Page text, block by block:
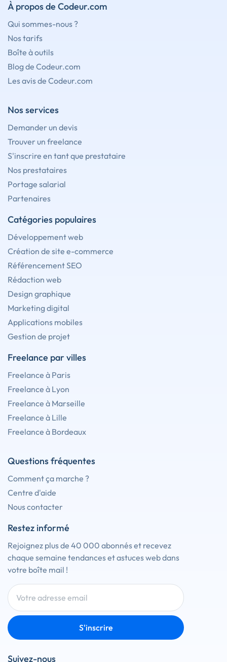
À propos de Codeur.com
Qui sommes-nous ?
Nos tarifs
Boîte à outils
Blog de Codeur.com
Les avis de Codeur.com
Nos services
Demander un devis
Trouver un freelance
S'inscrire en tant que prestataire
Nos prestataires
Portage salarial
Partenaires
Catégories populaires
Développement web
Création de site e-commerce
Référencement SEO
Rédaction web
Design graphique
Marketing digital
Applications mobiles
Gestion de projet
Freelance par villes
Freelance à Paris
Freelance à Lyon
Freelance à Marseille
Freelance à Lille
Freelance à Bordeaux
Questions fréquentes
Comment ça marche ?
Centre d'aide
Nous contacter
Restez informé
Rejoignez plus de 40 000 abonnés et recevez
chaque semaine tendances et astuces web dans
votre boîte mail !
S'inscrire
Suivez-nous